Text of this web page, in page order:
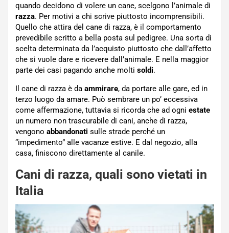
quando decidono di volere un cane, scelgono l’animale di
razza. Per motivi a chi scrive piuttosto incomprensibili.
Quello che attira del cane di razza, è il comportamento
prevedibile scritto a bella posta sul pedigree. Una sorta di
scelta determinata da l’acquisto piuttosto che dall’affetto
che si vuole dare e ricevere dall’animale. E nella maggior
parte dei casi pagando anche molti soldi.
Il cane di razza è da ammirare, da portare alle gare, ed in
terzo luogo da amare. Può sembrare un po’ eccessiva
come affermazione, tuttavia si ricorda che ad ogni estate
un numero non trascurabile di cani, anche di razza,
vengono abbandonati sulle strade perché un
“impedimento” alle vacanze estive. E dal negozio, alla
casa, finiscono direttamente al canile.
Cani di razza, quali sono vietati in
Italia